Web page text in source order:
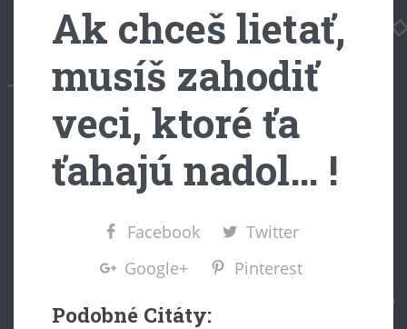
Ak chceš lietať,
musíš zahodiť
veci, ktoré ťa
ťahajú nadol… !
Facebook
Twitter
Google+
Pinterest
Podobné Citáty: